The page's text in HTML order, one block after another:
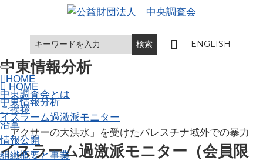
ENGLISH
Toggle navigation
HOME
中東調査会とは
ご挨拶
沿革
情報公開
組織概要と事業
中東情報分析
HOME
中東情報分析
イスラーム過激派モニター
「アクサーの大洪水」を受けたパレスチナ域外での暴力
イスラーム過激派モニター（会員限